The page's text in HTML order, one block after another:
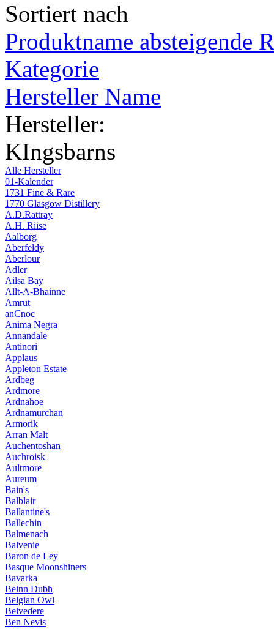
Sortiert nach
Produktname absteigende
Kategorie
Hersteller Name
Hersteller:
KIngsbarns
Alle Hersteller
01-Kalender
1731 Fine & Rare
1770 Glasgow Distillery
A.D.Rattray
A.H. Riise
Aalborg
Aberfeldy
Aberlour
Adler
Ailsa Bay
Allt-A-Bhainne
Amrut
anCnoc
Anima Negra
Annandale
Antinori
Applaus
Appleton Estate
Ardbeg
Ardmore
Ardnahoe
Ardnamurchan
Armorik
Arran Malt
Auchentoshan
Auchroisk
Aultmore
Aureum
Bain's
Balblair
Ballantine's
Ballechin
Balmenach
Balvenie
Baron de Ley
Basque Moonshiners
Bavarka
Beinn Dubh
Belgian Owl
Belvedere
Ben Nevis